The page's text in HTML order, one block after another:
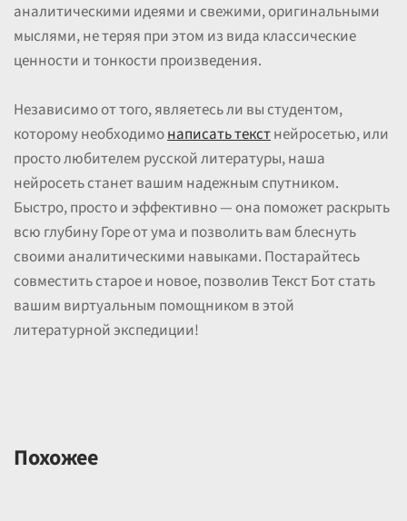
аналитическими идеями и свежими, оригинальными
мыслями, не теряя при этом из вида классические
ценности и тонкости произведения.
Независимо от того, являетесь ли вы студентом,
которому необходимонаписать текстнейросетью, или
просто любителем русской литературы, наша
нейросеть станет вашим надежным спутником.
Быстро, просто и эффективно — она поможет раскрыть
всю глубину Горе от ума и позволить вам блеснуть
своими аналитическими навыками. Постарайтесь
совместить старое и новое, позволив Текст Бот стать
вашим виртуальным помощником в этой
литературной экспедиции!
Похожее